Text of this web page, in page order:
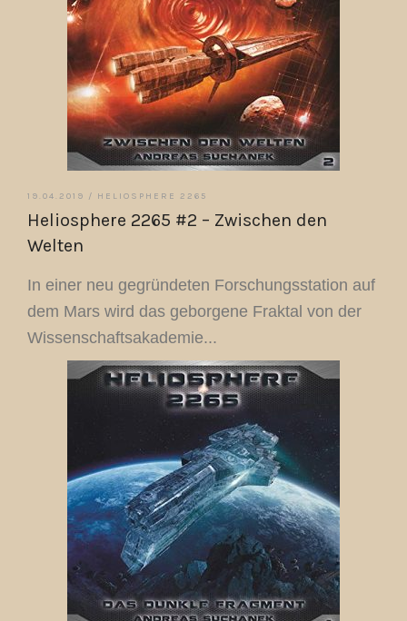
19.04.2019 / HELIOSPHERE 2265
Heliosphere 2265 #2 – Zwischen den
Welten
In einer neu gegründeten Forschungsstation auf
dem Mars wird das geborgene Fraktal von der
Wissenschaftsakademie...